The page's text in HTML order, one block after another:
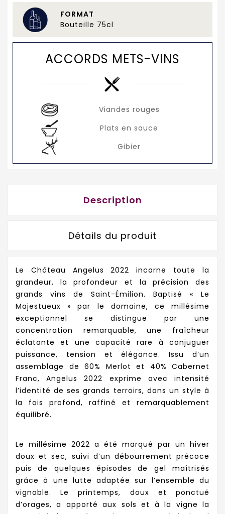
FORMAT
Bouteille 75cl
ACCORDS METS-VINS
Viandes rouges
Plats en sauce
Gibier
Description
Détails du produit
Le Château Angelus 2022 incarne toute la
grandeur, la profondeur et la précision des
grands vins de Saint-Émilion. Baptisé « Le
Majestueux » par le domaine, ce millésime
exceptionnel se distingue par une
concentration remarquable, une fraîcheur
éclatante et une capacité rare à conjuguer
puissance, tension et élégance. Issu d’un
assemblage de 60% Merlot et 40% Cabernet
Franc, Angelus 2022 exprime avec intensité
l’identité de ses grands terroirs, dans un style à
la fois profond, raffiné et remarquablement
équilibré.
Le millésime 2022 a été marqué par un hiver
doux et sec, suivi d’un débourrement précoce
puis de quelques épisodes de gel maîtrisés
grâce à une lutte adaptée sur l’ensemble du
vignoble. Le printemps, doux et ponctué
d’orages, a apporté aux sols et à la vigne la